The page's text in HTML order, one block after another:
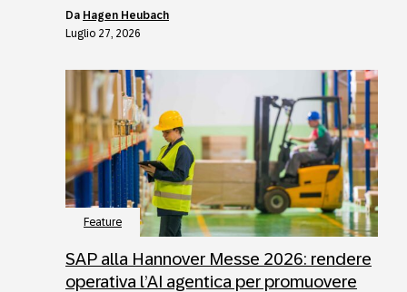
da Hagen Heubach
Luglio 27, 2026
Feature
SAP alla Hannover Messe 2026: rendere
operativa l’AI agentica per promuovere